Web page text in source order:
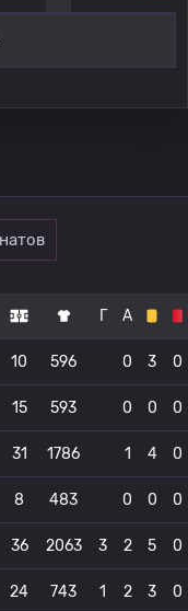
Г А
10 596 0 3 0
15 593 0 0 0
31 1786 1 4 0
8 483 0 0 0
36 2063 3 2 5 0
24 743 1 2 3 0